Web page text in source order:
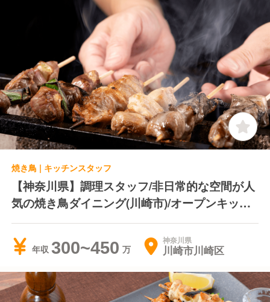
焼き鳥 | キッチンスタッフ
【神奈川県】調理スタッフ/非日常的な空間が人
気の焼き鳥ダイニング(川崎市)/オープンキッチ
ン＊住宅手当あり＊日曜定休
年収 300~450 神奈川県
川崎市川崎区